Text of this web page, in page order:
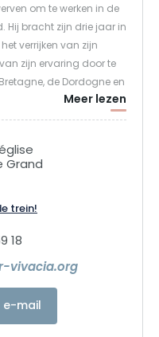
om te werken in de
Hij bracht zijn drie jaar in
verrijken van zijn
zijn ervaring door te
de Dordogne en
aan de Maas,
twee partners. Het zal
in de
de France" profiteert
waardoor het bedrijf
waar maar weinig
kunnen.
Meer lezen
Grand
trein!
18
vivacia.org
e-mail